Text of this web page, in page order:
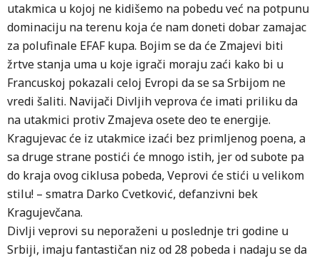
utakmica u kojoj ne kidišemo na pobedu već na potpunu
dominaciju na terenu koja će nam doneti dobar zamajac
za polufinale EFAF kupa. Bojim se da će Zmajevi biti
žrtve stanja uma u koje igrači moraju zaći kako bi u
Francuskoj pokazali celoj Evropi da se sa Srbijom ne
vredi šaliti. Navijači Divljih veprova će imati priliku da
na utakmici protiv Zmajeva osete deo te energije.
Kragujevac će iz utakmice izaći bez primljenog poena, a
sa druge strane postići će mnogo istih, jer od subote pa
do kraja ovog ciklusa pobeda, Veprovi će stići u velikom
stilu! – smatra Darko Cvetković, defanzivni bek
Kragujevčana.
Divlji veprovi su neporaženi u poslednje tri godine u
Srbiji, imaju fantastičan niz od 28 pobeda i nadaju se da